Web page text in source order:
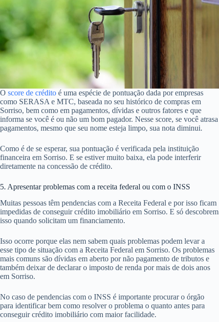
O score de crédito é uma espécie de pontuação dada por empresas
como SERASA e MTC, baseada no seu histórico de compras em
Sorriso, bem como em pagamentos, dívidas e outros fatores e que
informa se você é ou não um bom pagador. Nesse score, se você atrasa
pagamentos, mesmo que seu nome esteja limpo, sua nota diminui.
Como é de se esperar, sua pontuação é verificada pela instituição
financeira em Sorriso. E se estiver muito baixa, ela pode interferir
diretamente na concessão de crédito.
5. Apresentar problemas com a receita federal ou com o INSS
Muitas pessoas têm pendencias com a Receita Federal e por isso ficam
impedidas de conseguir crédito imobiliário em Sorriso. E só descobrem
isso quando solicitam um financiamento.
Isso ocorre porque elas nem sabem quais problemas podem levar a
esse tipo de situação com a Receita Federal em Sorriso. Os problemas
mais comuns são dívidas em aberto por não pagamento de tributos e
também deixar de declarar o imposto de renda por mais de dois anos
em Sorriso.
No caso de pendencias com o INSS é importante procurar o órgão
para identificar bem como resolver o problema o quanto antes para
conseguir crédito imobiliário com maior facilidade.